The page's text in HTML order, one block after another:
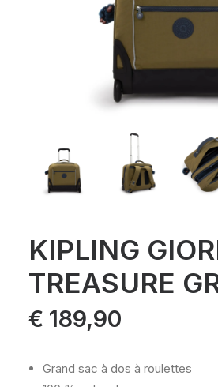
KIPLING
TREASURE
€ 189,90
Grand sac à dos à roulettes